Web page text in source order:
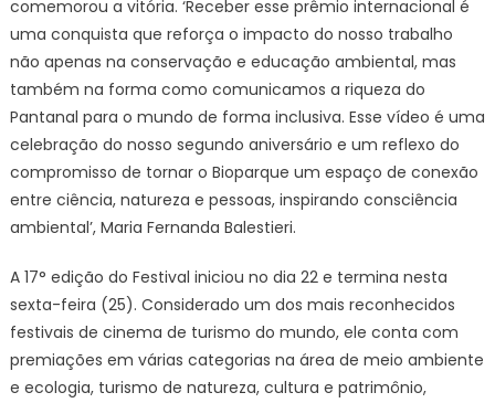
comemorou a vitória. ‘Receber esse prêmio internacional é
uma conquista que reforça o impacto do nosso trabalho
não apenas na conservação e educação ambiental, mas
também na forma como comunicamos a riqueza do
Pantanal para o mundo de forma inclusiva. Esse vídeo é uma
celebração do nosso segundo aniversário e um reflexo do
compromisso de tornar o Bioparque um espaço de conexão
entre ciência, natureza e pessoas, inspirando consciência
ambiental’, Maria Fernanda Balestieri.
A 17° edição do Festival iniciou no dia 22 e termina nesta
sexta-feira (25). Considerado um dos mais reconhecidos
festivais de cinema de turismo do mundo, ele conta com
premiações em várias categorias na área de meio ambiente
e ecologia, turismo de natureza, cultura e patrimônio,